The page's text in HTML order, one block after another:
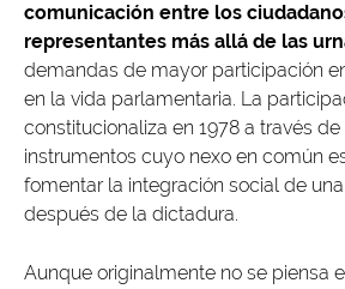
comunicación entre los
representantes más allá de las
demandas de mayor participación
en la vida parlamentaria. La
constitucionaliza en 1978 a través de
instrumentos cuyo nexo en común
fomentar la integración social de
después de la dictadura.
Aunque originalmente no se piensa